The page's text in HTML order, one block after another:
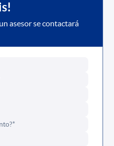
asesor se contactará